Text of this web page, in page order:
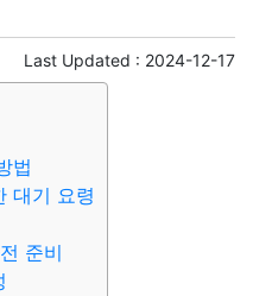
미용 증권 인테리어
집 IT
의학
Last Updated : 2024-12-17
법
대기 요령
준비